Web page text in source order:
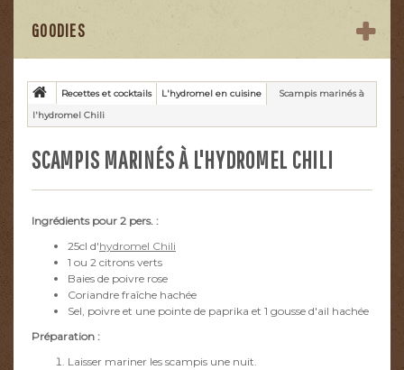
GOODIES
Recettes et cocktails L'hydromel en cuisine
Scampis marinés à
l'hydromel Chili
SCAMPIS MARINÉS À L'HYDROMEL CHILI
Ingrédients pour 2 pers. :
25cl d'hydromel Chili
1 ou 2 citrons verts
Baies de poivre rose
Coriandre fraîche hachée
Sel, poivre et une pointe de paprika et 1 gousse d'ail hachée
Préparation :
Laisser mariner les scampis une nuit.